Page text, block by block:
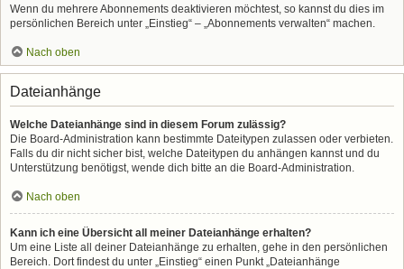
Wenn du mehrere Abonnements deaktivieren möchtest, so kannst du dies im
persönlichen Bereich unter „Einstieg“ – „Abonnements verwalten“ machen.
Nach oben
Dateianhänge
Welche Dateianhänge sind in diesem Forum zulässig?
Die Board-Administration kann bestimmte Dateitypen zulassen oder verbieten.
Falls du dir nicht sicher bist, welche Dateitypen du anhängen kannst und du
Unterstützung benötigst, wende dich bitte an die Board-Administration.
Nach oben
Kann ich eine Übersicht all meiner Dateianhänge erhalten?
Um eine Liste all deiner Dateianhänge zu erhalten, gehe in den persönlichen
Bereich. Dort findest du unter „Einstieg“ einen Punkt „Dateianhänge